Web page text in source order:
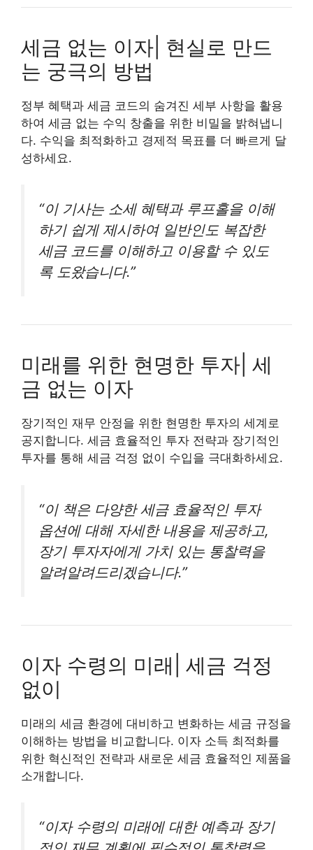
세금 없는 이자| 현실로 만드
는 궁극의 방법
정부 혜택과 세금 코드의 숨겨진 세부 사항을 활용
하여 세금 없는 수익 창출을 위한 비밀을 밝혀냅니
다. 수익을 최적화하고 경제적 목표를 더 빠르게 달
성하세요.
“이 기사는 소세 혜택과 루프홀을 이해
하기 쉽게 제시하여 일반인도 복잡한
세금 코드를 이해하고 이용할 수 있도
록 도왔습니다.”
미래를 위한 현명한 투자| 세
금 없는 이자
장기적인 재무 안정을 위한 현명한 투자의 세계로
공지합니다. 세금 효율적인 투자 전략과 장기적인
투자를 통해 세금 걱정 없이 수입을 극대화하세요.
“이 책은 다양한 세금 효율적인 투자
옵션에 대해 자세한 내용을 제공하고,
장기 투자자에게 가치 있는 통찰력을
알려알려드리겠습니다.”
이자 수령의 미래| 세금 걱정
없이
미래의 세금 환경에 대비하고 변화하는 세금 규정을
이해하는 방법을 비교합니다. 이자 소득 최적화를
위한 혁신적인 전략과 새로운 세금 효율적인 제품을
소개합니다.
“이자 수령의 미래에 대한 예측과 장기